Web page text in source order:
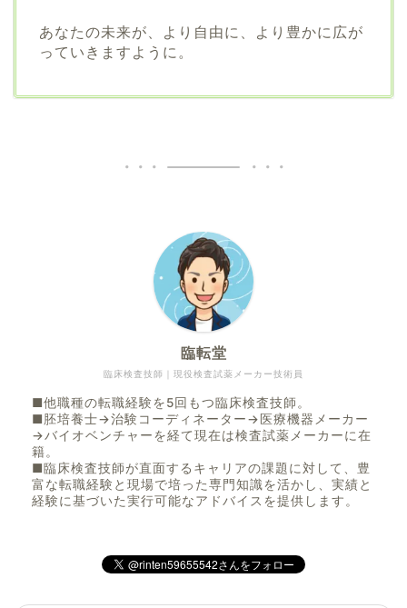
あなたの未来が、より自由に、より豊かに広が
っていきますように。
臨床検査技師｜現役検査試薬メーカー技術員
臨転堂
■他職種の転職経験を5回もつ臨床検査技師。
■胚培養士→治験コーディネーター→医療機器メーカー
→バイオベンチャーを経て現在は検査試薬メーカーに在
籍。
■臨床検査技師が直面するキャリアの課題に対して、豊
富な転職経験と現場で培った専門知識を活かし、実績と
経験に基づいた実行可能なアドバイスを提供します。